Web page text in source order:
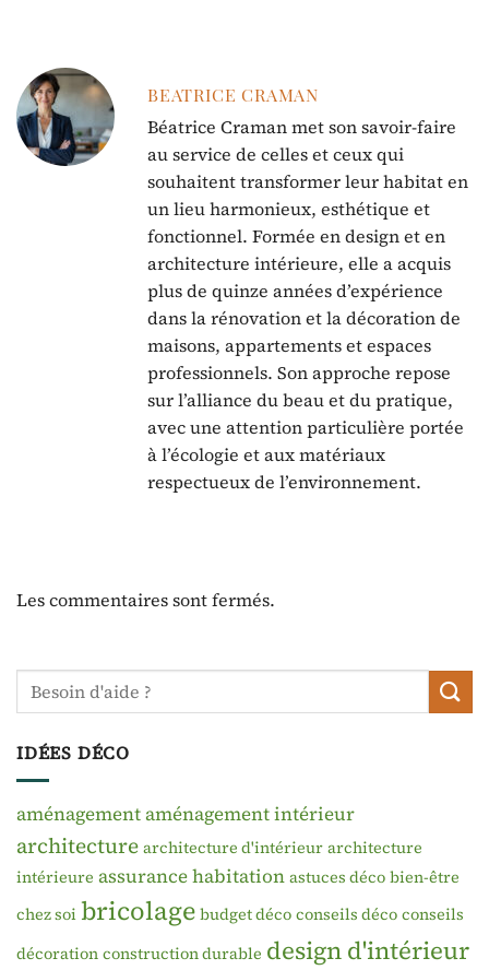
BEATRICE CRAMAN
Béatrice Craman met son savoir-faire
au service de celles et ceux qui
souhaitent transformer leur habitat en
un lieu harmonieux, esthétique et
fonctionnel. Formée en design et en
architecture intérieure, elle a acquis
plus de quinze années d’expérience
dans la rénovation et la décoration de
maisons, appartements et espaces
professionnels. Son approche repose
sur l’alliance du beau et du pratique,
avec une attention particulière portée
à l’écologie et aux matériaux
respectueux de l’environnement.
Les commentaires sont fermés.
IDÉES DÉCO
aménagementaménagement intérieur
architecture architecture d'intérieur architecture
intérieure assurance habitation astuces déco bien-être
chez soi bricolage budget déco conseils déco conseils
décoration construction durable design d'intérieur